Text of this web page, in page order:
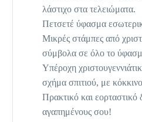
λάστιχο στα τελειώματα.
Πετσετέ ύφασμα
Μικρές στάμπες από
σύμβολα σε όλο το
Υπέροχη
σχήμα σπιτιού, με
Πρακτικό και εορταστικό
αγαπημένους σου!